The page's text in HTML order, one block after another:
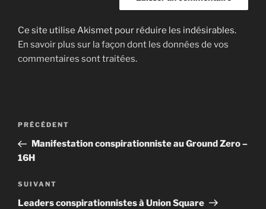
Ce site utilise Akismet pour réduire les indésirables.
En savoir plus sur la façon dont les données de vos
commentaires sont traitées.
Navigation
l’article
Article
précédent
PRÉCÉDENT
Manifestation conspirationniste au Ground Zero –
16H
Article
suivant
SUIVANT
Leaders conspirationnistes à Union Square